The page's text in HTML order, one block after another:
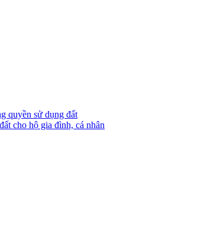
quyền sử dụng đất
cho hộ gia đình, cá nhân